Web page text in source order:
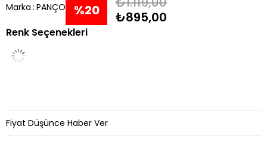
Marka : PANÇO %20
İndirim
₺895,00
Renk Seçenekleri
Fiyat Düşünce Haber Ver